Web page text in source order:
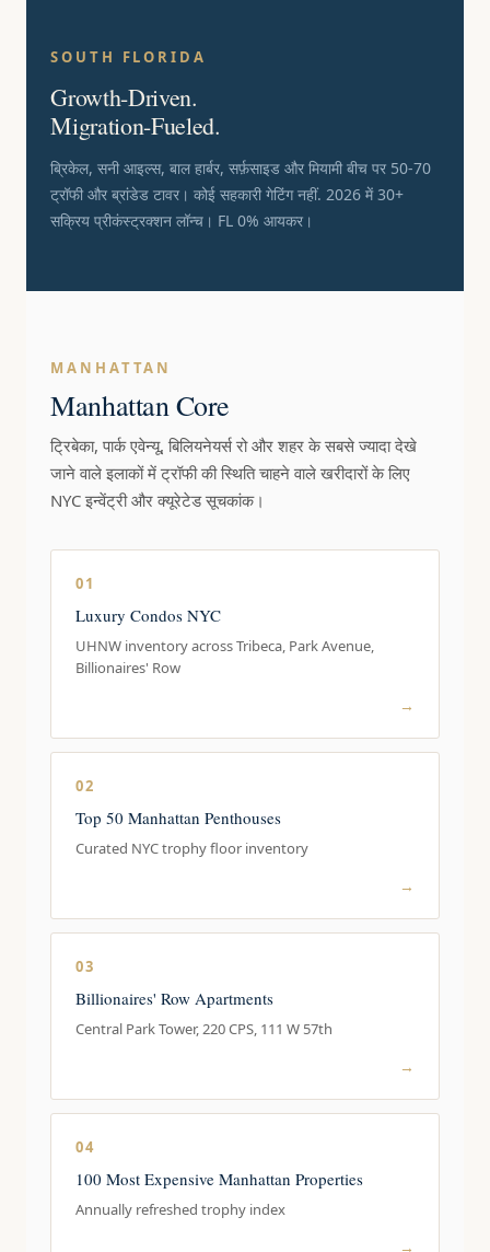
SOUTH FLORIDA
Growth-Driven.
Migration-Fueled.
ब्रिकेल, सनी आइल्स, बाल हार्बर, सर्फ़साइड और मियामी बीच पर 50-70
ट्रॉफी और ब्रांडेड टावर। कोई सहकारी गेटिंग नहीं. 2026 में 30+
सक्रिय प्रीकंस्ट्रक्शन लॉन्च। FL 0% आयकर।
MANHATTAN
Manhattan Core
ट्रिबेका, पार्क एवेन्यू, बिलियनेयर्स रो और शहर के सबसे ज्यादा देखे
जाने वाले इलाकों में ट्रॉफी की स्थिति चाहने वाले खरीदारों के लिए
NYC इन्वेंट्री और क्यूरेटेड सूचकांक।
01
Luxury Condos NYC
UHNW inventory across Tribeca, Park Avenue,
Billionaires' Row
→
02
Top 50 Manhattan Penthouses
Curated NYC trophy floor inventory
→
03
Billionaires' Row Apartments
Central Park Tower, 220 CPS, 111 W 57th
→
04
100 Most Expensive Manhattan Properties
Annually refreshed trophy index
→